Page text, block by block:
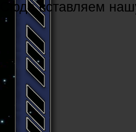
Cюда вставляем